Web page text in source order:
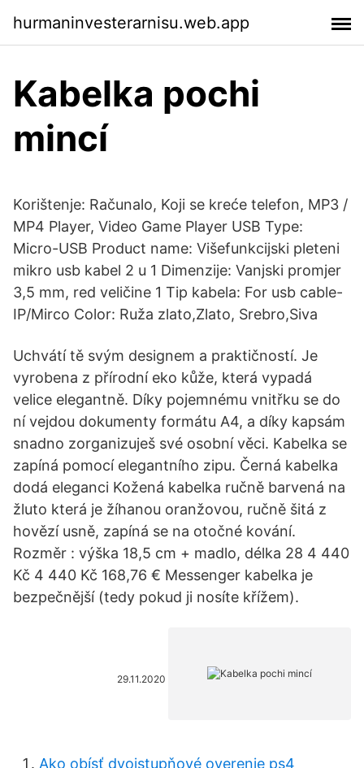
hurmaninvesterarnisu.web.app
Kabelka pochi
mincí
Korištenje: Računalo, Koji se kreće telefon, MP3 /
MP4 Player, Video Game Player USB Type:
Micro-USB Product name: Višefunkcijski pleteni
mikro usb kabel 2 u 1 Dimenzije: Vanjski promjer
3,5 mm, red veličine 1 Tip kabela: For usb cable-
IP/Mirco Color: Ruža zlato,Zlato, Srebro,Siva
Uchvátí tě svým designem a praktičností. Je
vyrobena z přírodní eko kůže, která vypadá
velice elegantně. Díky pojemnému vnitřku se do
ní vejdou dokumenty formátu A4, a díky kapsám
snadno zorganizuješ své osobní věci. Kabelka se
zapíná pomocí elegantního zipu. Černá kabelka
dodá eleganci Kožená kabelka ručně barvená na
žluto která je žíhanou oranžovou, ručně šitá z
hovězí usně, zapíná se na otočné kování.
Rozměr : výška 18,5 cm + madlo, délka 28 4 440
Kč 4 440 Kč 168,76 € Messenger kabelka je
bezpečnější (tedy pokud ji nosíte křížem).
29.11.2020
Ako obísť dvojstupňové overenie ps4